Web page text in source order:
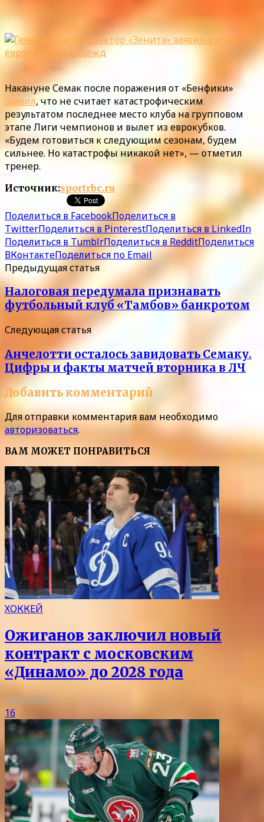
Накануне Семак после поражения от «Бенфики»
заявил, что не считает катастрофическим
результатом последнее место клуба на групповом
этапе Лиги чемпионов и вылет из еврокубков.
«Будем готовиться к следующим сезонам, будем
сильнее. Но катастрофы никакой нет», — отметил
тренер.
Источник:sportrbc.ru
Поделиться в FacebookПоделиться в
TwitterПоделиться в PinterestПоделиться в LinkedIn
Поделиться в TumblrПоделиться в RedditПоделиться
ВКонтактеПоделиться по Email
Предыдущая статья
Налоговая передумала признавать
футбольный клуб «Тамбов» банкротом
Следующая статья
Анчелотти осталось завидовать Семаку.
Цифры и факты матчей вторника в ЛЧ
Добавить комментарий
Для отправки комментария вам необходимо
авторизоваться.
ВАМ МОЖЕТ ПОНРАВИТЬСЯ
ХОККЕЙ
Ожиганов заключил новый
контракт с московским
«Динамо» до 2028 года
06.08.2026
16